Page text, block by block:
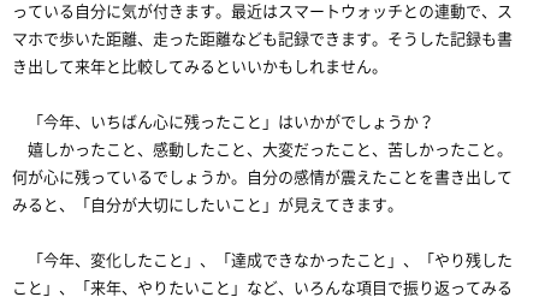
っている自分に気が付きます。最近はスマートウォッチとの連動で、ス
マホで歩いた距離、走った距離なども記録できます。そうした記録も書
き出して来年と比較してみるといいかもしれません。
「今年、いちばん心に残ったこと」はいかがでしょうか？
嬉しかったこと、感動したこと、大変だったこと、苦しかったこと。
何が心に残っているでしょうか。自分の感情が震えたことを書き出して
みると、「自分が大切にしたいこと」が見えてきます。
「今年、変化したこと」、「達成できなかったこと」、「やり残した
こと」、「来年、やりたいこと」など、いろんな項目で振り返ってみる